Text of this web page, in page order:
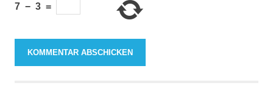
7 − 3 =